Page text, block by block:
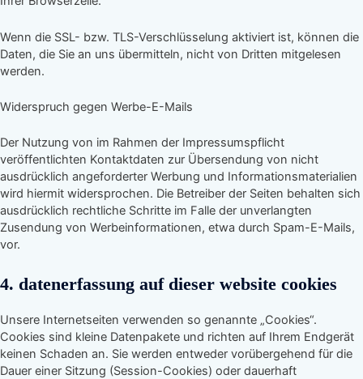
Wenn die SSL- bzw. TLS-Verschlüsselung aktiviert ist, können die
Daten, die Sie an uns übermitteln, nicht von Dritten mitgelesen
werden.
Widerspruch gegen Werbe-E-Mails
Der Nutzung von im Rahmen der Impressumspflicht
veröffentlichten Kontaktdaten zur Übersendung von nicht
ausdrücklich angeforderter Werbung und Informationsmaterialien
wird hiermit widersprochen. Die Betreiber der Seiten behalten sich
ausdrücklich rechtliche Schritte im Falle der unverlangten
Zusendung von Werbeinformationen, etwa durch Spam-E-Mails,
vor.
4. datenerfassung auf dieser website cookies
Unsere Internetseiten verwenden so genannte „Cookies“.
Cookies sind kleine Datenpakete und richten auf Ihrem Endgerät
keinen Schaden an. Sie werden entweder vorübergehend für die
Dauer einer Sitzung (Session-Cookies) oder dauerhaft